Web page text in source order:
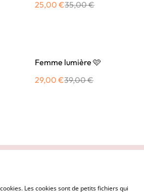
25,00 €35,00 €
%
Femme lumière 🩷
29,00 €39,00 €
Politique de cookies
Les cookies sont de petits fichiers qui